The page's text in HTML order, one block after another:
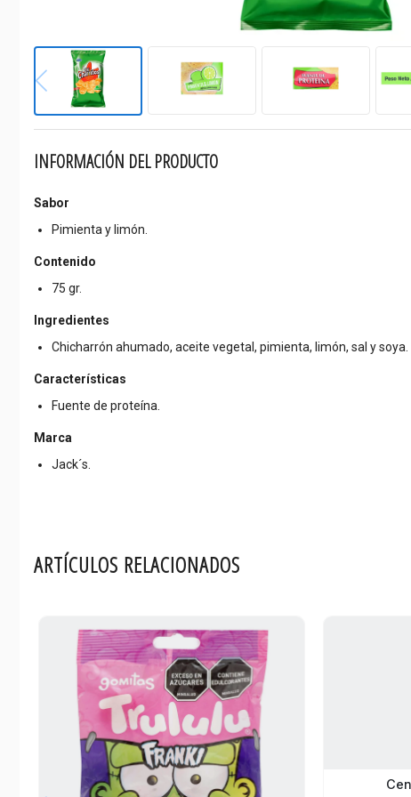
INFORMACIÓN DEL PRODUCTO
Sabor
Pimienta y limón.
Contenido
75 gr.
Ingredientes
Chicharrón ahumado, aceite vegetal, pimienta, limón, sal y soya.
Características
Fuente de proteína.
Marca
Jack´s.
ARTÍCULOS RELACIONADOS